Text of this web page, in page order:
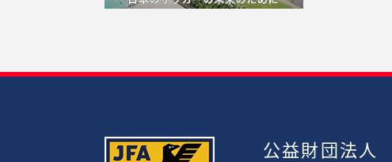
公益財団法人